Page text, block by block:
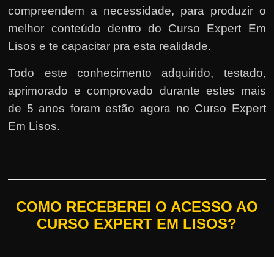
compreendem a necessidade, para produzir o
melhor conteúdo dentro do Curso Expert Em
Lisos e te capacitar pra esta realidade.
Todo este conhecimento adquirido, testado,
aprimorado e comprovado durante estes mais
de 5 anos foram estão agora no Curso Expert
Em Lisos.
COMO RECEBEREI O ACESSO AO
CURSO EXPERT EM LISOS?